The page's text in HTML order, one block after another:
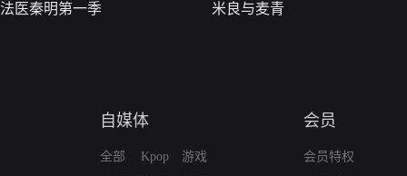
法医秦明第一季 米良与麦青
自媒体
全部
Kpop
游戏
会员
会员特权